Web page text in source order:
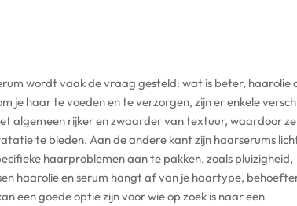
wordt vaak de vraag gesteld: wat is beter, haarolie
je haar te voeden en te verzorgen, zijn er enkele
algemeen rijker en zwaarder van textuur, waardoor
te bieden. Aan de andere kant zijn haarserums
haarproblemen aan te pakken, zoals pluizigheid,
haarolie en serum hangt af van je haartype,
een goede optie zijn voor wie op zoek is naar een